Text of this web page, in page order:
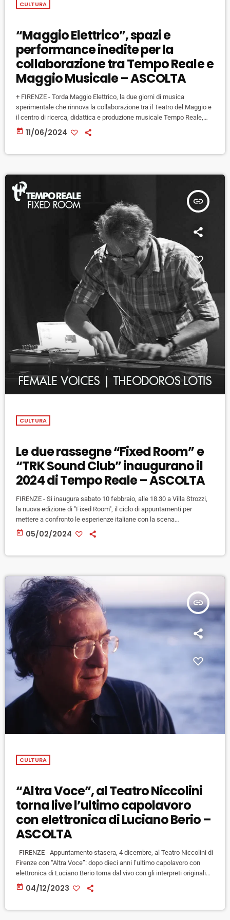
CULTURA
“Maggio Elettrico”, spazi e
performance inedite per la
collaborazione tra Tempo Reale e
Maggio Musicale – ASCOLTA
+ FIRENZE - Torda Maggio Elettrico, la due giorni di musica
sperimentale che rinnova la collaborazione tra il Teatro del Maggio e
il centro di ricerca, didattica e produzione musicale Tempo Reale,
fondato da Luciano Berio, a cinqua nni di distanza dall'ultima
edizione dell'iniziativa. In programma martedì 11 e mercoledì 12
today 11/06/2024
insert_link
CULTURA
Le due rassegne “Fixed Room” e
“TRK Sound Club” inaugurano il
2024 di Tempo Reale – ASCOLTA
FIRENZE - Si inaugura sabato 10 febbraio, alle 18.30 a Villa Strozzi,
la nuova edizione di "Fixed Room", il ciclo di appuntamenti per
mettere a confronto le esperienze italiane con la scena
internazionale della musica acusmatica organizzati dal centro di
ricerca e produzione musicale Tempo Reale. A febbraio e marzo in
today 05/02/2024
insert_link
CULTURA
“Altra Voce”, al Teatro Niccolini
torna live l’ultimo capolavoro
con elettronica di Luciano Berio –
ASCOLTA
FIRENZE - Appuntamento stasera, 4 dicembre, al Teatro Niccolini di
Firenze con “Altra Voce”: dopo dieci anni l’ultimo capolavoro con
elettronica di Luciano Berio torna dal vivo con gli interpreti originali
Monica Bacelli e Michele Marasco e l’elettronica di Tempo Reale. In
programma anche altri lavori di Maderna e dello stesso Berio, per
today 04/12/2023